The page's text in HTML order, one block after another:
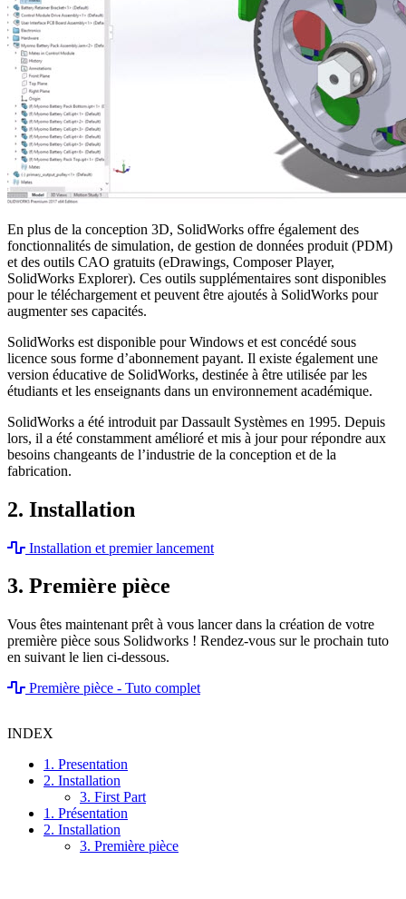
En plus de la conception 3D, SolidWorks offre également des
fonctionnalités de simulation, de gestion de données produit (PDM)
et des outils CAO gratuits (eDrawings, Composer Player,
SolidWorks Explorer). Ces outils supplémentaires sont disponibles
pour le téléchargement et peuvent être ajoutés à SolidWorks pour
augmenter ses capacités.
SolidWorks est disponible pour Windows et est concédé sous
licence sous forme d’abonnement payant. Il existe également une
version éducative de SolidWorks, destinée à être utilisée par les
étudiants et les enseignants dans un environnement académique.
SolidWorks a été introduit par Dassault Systèmes en 1995. Depuis
lors, il a été constamment amélioré et mis à jour pour répondre aux
besoins changeants de l’industrie de la conception et de la
fabrication.
2. Installation
Installation et premier lancement
3. Première pièce
Vous êtes maintenant prêt à vous lancer dans la création de votre
première pièce sous Solidworks ! Rendez-vous sur le prochain tuto
en suivant le lien ci-dessous.
Première pièce - Tuto complet
INDEX
1. Presentation
2. Installation
3. First Part
1. Présentation
2. Installation
3. Première pièce